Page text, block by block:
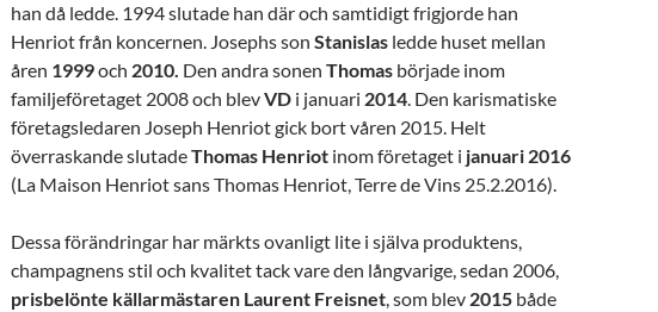
han då ledde. 1994 slutade han där och samtidigt frigjorde han
Henriot från koncernen. Josephs son Stanislas ledde huset mellan
åren 1999och 2010. Den andra sonen Thomas började inom
familjeföretaget 2008 och blevVD i januari 2014. Den karismatiske
företagsledaren Joseph Henriot gick bort våren 2015. Helt
överraskande slutadeThomas Henriot inom företaget i januari 2016
(La Maison Henriot sans Thomas Henriot, Terre de Vins 25.2.2016).
Dessa förändringar har märkts ovanligt lite i själva produktens,
champagnens stil och kvalitet tack vare den långvarige, sedan 2006,
prisbelönte källarmästaren Laurent Freisnet, som blev 2015 både